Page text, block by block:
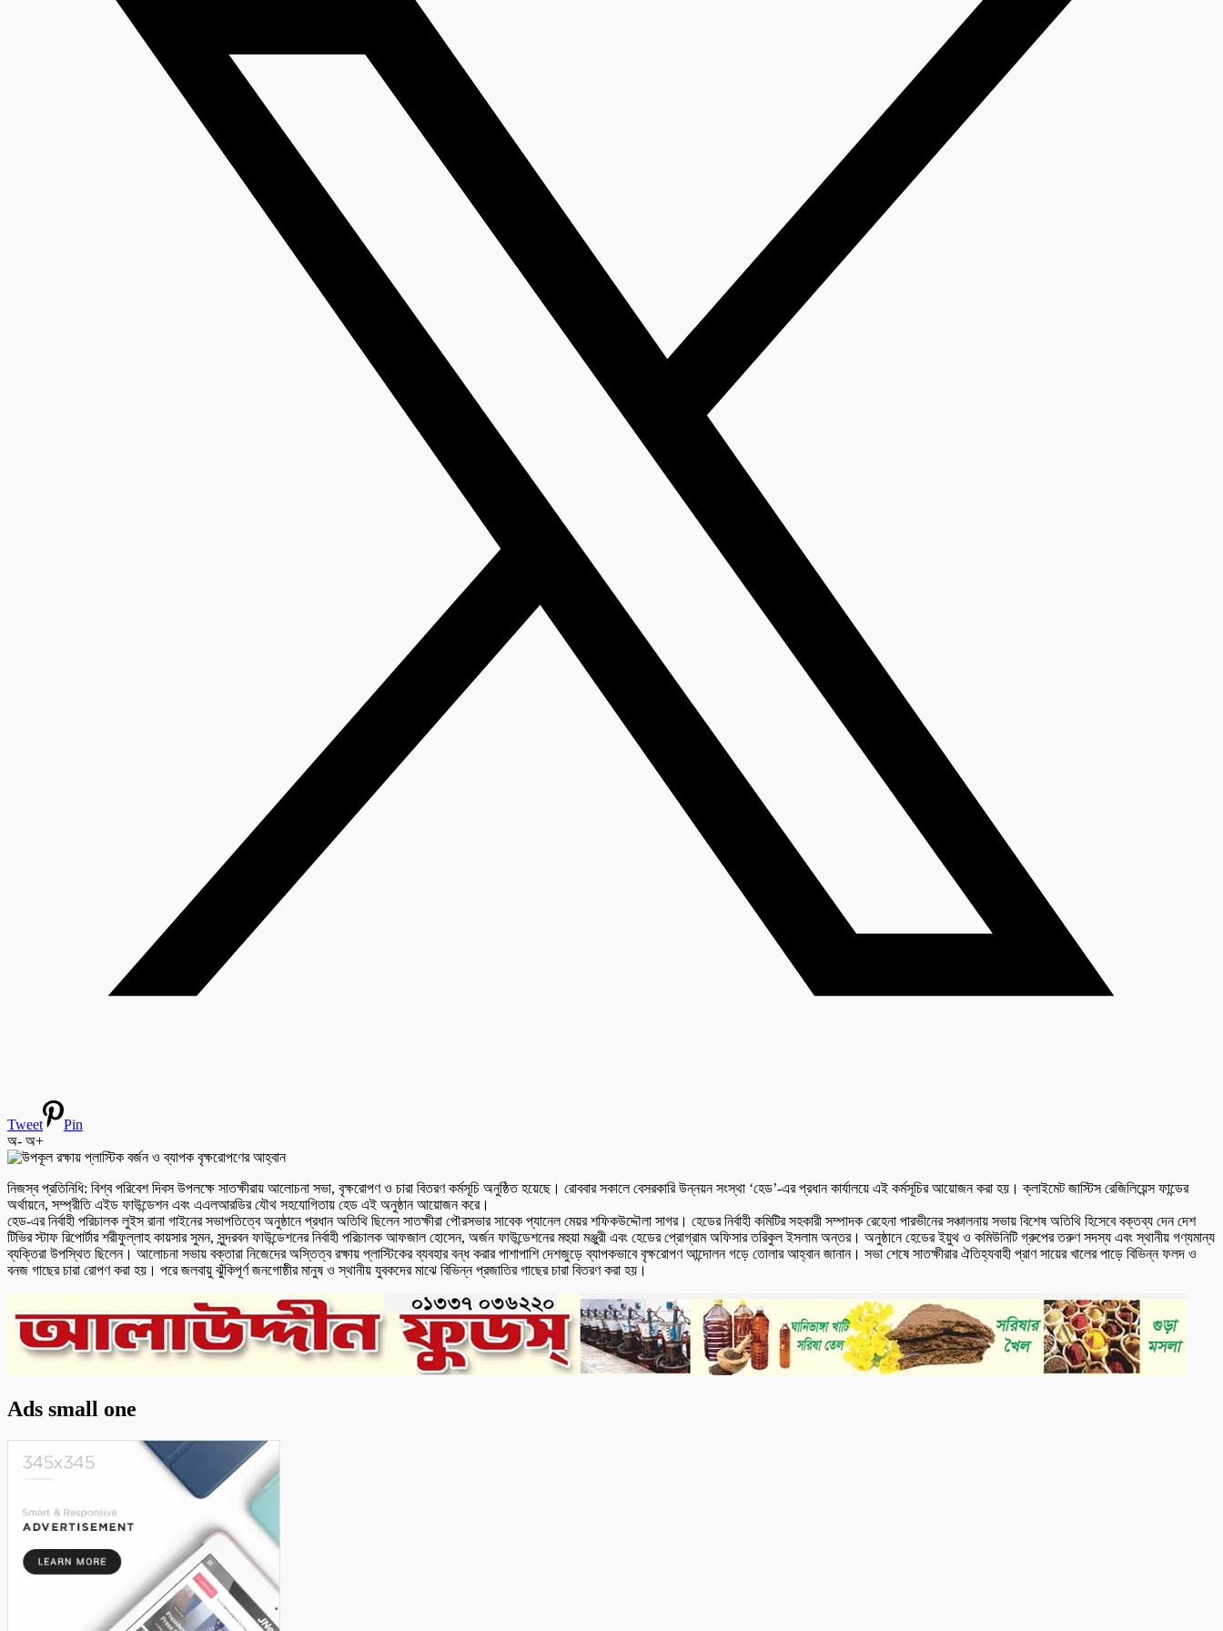
Tweet
Pin
অ- অ+
নিজস্ব প্রতিনিধি: বিশ্ব পরিবেশ দিবস উপলক্ষে সাতক্ষীরায় আলোচনা সভা, বৃক্ষরোপণ ও চারা বিতরণ কর্মসূচি অনুষ্ঠিত হয়েছে। রোববার সকালে বেসরকারি উন্নয়ন সংস্থা ‘হেড’-এর প্রধান কার্যালয়ে এই কর্মসূচির আয়োজন করা হয়। ক্লাইমেট জাস্টিস রেজিলিয়েন্স ফান্ডের
অর্থায়নে, সম্প্রীতি এইড ফাউন্ডেশন এবং এএলআরডির যৌথ সহযোগিতায় হেড এই অনুষ্ঠান আয়োজন করে।
হেড-এর নির্বাহী পরিচালক লুইস রানা গাইনের সভাপতিত্বে অনুষ্ঠানে প্রধান অতিথি ছিলেন সাতক্ষীরা পৌরসভার সাবেক প্যানেল মেয়র শফিকউদ্দৌলা সাগর। হেডের নির্বাহী কমিটির সহকারী সম্পাদক রেহেনা পারভীনের সঞ্চালনায় সভায় বিশেষ অতিথি হিসেবে বক্তব্য দেন দেশ
টিভির স্টাফ রিপোর্টার শরীফুল্লাহ কায়সার সুমন, সুন্দরবন ফাউন্ডেশনের নির্বাহী পরিচালক আফজাল হোসেন, অর্জন ফাউন্ডেশনের মহুয়া মঞ্জুরী এবং হেডের প্রোগ্রাম অফিসার তরিকুল ইসলাম অন্তর। অনুষ্ঠানে হেডের ইয়ুথ ও কমিউনিটি গ্রুপের তরুণ সদস্য এবং স্থানীয় গণ্যমান্য
ব্যক্তিরা উপস্থিত ছিলেন। আলোচনা সভায় বক্তারা নিজেদের অস্তিত্ব রক্ষায় প্লাস্টিকের ব্যবহার বন্ধ করার পাশাপাশি দেশজুড়ে ব্যাপকভাবে বৃক্ষরোপণ আন্দোলন গড়ে তোলার আহ্বান জানান। সভা শেষে সাতক্ষীরার ঐতিহ্যবাহী প্রাণ সায়ের খালের পাড়ে বিভিন্ন ফলদ ও
বনজ গাছের চারা রোপণ করা হয়। পরে জলবায়ু ঝুঁকিপূর্ণ জনগোষ্ঠীর মানুষ ও স্থানীয় যুবকদের মাঝে বিভিন্ন প্রজাতির গাছের চারা বিতরণ করা হয়।
Ads small one